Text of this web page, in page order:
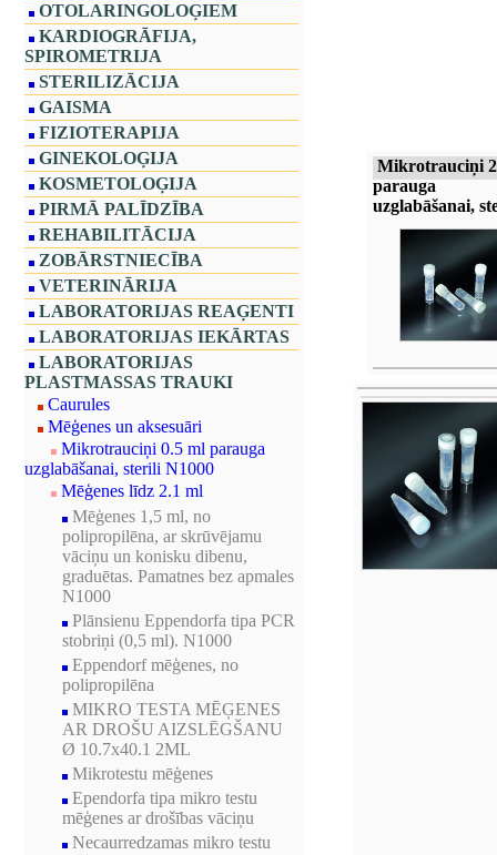
OTOLARINGOLOĢIEM
KARDIOGRĀFIJA,
SPIROMETRIJA
STERILIZĀCIJA
GAISMA
FIZIOTERAPIJA
GINEKOLOĢIJA
KOSMETOLOĢIJA
PIRMĀ PALĪDZĪBA
REHABILITĀCIJA
ZOBĀRSTNIECĪBA
VETERINĀRIJA
LABORATORIJAS REAĢENTI
LABORATORIJAS IEKĀRTAS
LABORATORIJAS
PLASTMASSAS TRAUKI
Caurules
Mēģenes un aksesuāri
Mikrotrauciņi 0.5 ml parauga
uzglabāšanai, sterili N1000
Mēģenes līdz 2.1 ml
Mēģenes 1,5 ml, no
polipropilēna, ar skrūvējamu
vāciņu un konisku dibenu,
graduētas. Pamatnes bez apmales
N1000
Plānsienu Eppendorfa tipa PCR
stobriņi (0,5 ml). N1000
Eppendorf mēģenes, no
polipropilēna
MIKRO TESTA MĒĢENES
AR DROŠU AIZSLĒGŠANU
Ø 10.7x40.1 2ML
Mikrotestu mēģenes
Ependorfa tipa mikro testu
mēģenes ar drošības vāciņu
Necaurredzamas mikro testu
Mikrotrauciņi
parauga
uzglabāšanai,